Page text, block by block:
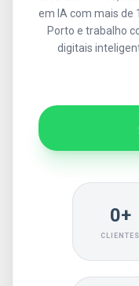
em IA com mais de
Porto e trabalho
digitais
0+
CLIENTES